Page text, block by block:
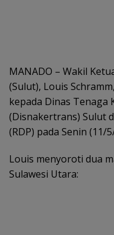
MANADO – Wakil
(Sulut), Louis
kepada Dinas Tenaga
(Disnakertrans) Sulut
(RDP) pada Senin (11/
Louis menyoroti dua
Sulawesi Utara: